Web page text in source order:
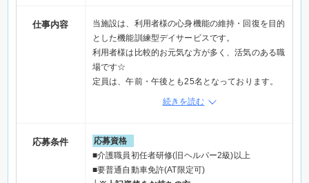
仕事内容
当施設は、利用者様の心身機能の維持・回復を目的
とした機能訓練型デイサービスです。
利用者様は比較的お元気な方が多く、活気のある職
場です☆
定員は、午前・午後とも25名となっております。
スタッフは常に6名〜7名体制で、ご利用者様をお
■運動指導：専門スタッフの指導のもと、利用者様
の運動をサポートしていただきます☆
■見守り：利用者様の状態を随時確認し、安全に過
続きを読む
応募条件
応募資格
■介護職員初任者研修(旧ヘルパー2級)以上
■要普通自動車免許(AT限定可)